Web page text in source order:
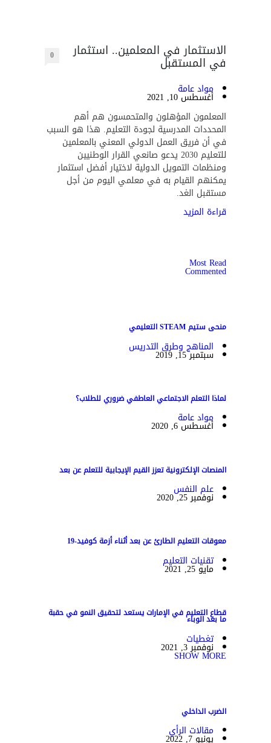
الاستثمار في المعلمين.. استثمار
في المستقبل 0
مواد عامة
أغسطس 10, 2021
المعلمون المؤهلون والمتحمسون هم أهم
المحددات المدرسية لجودة التعليم. هذا هو السبب
في أن فريق العمل الدولي المعني بالمعلمين
للتعليم 2030 يدعو صانعي القرار الوطنيين
ومنظمات التمويل الدولية لاختيار أفضل استثمار
يمكنهم القيام به في معلمي اليوم من أجل
مستقبل الغد.
قراءة المزيد
Most Read
Commented
منحى ستيم STEAM التعليمي
المناهج وطرق التدريس
سبتمبر 15, 2019
لماذا التعلم الاجتماعي العاطفي ضروري للطلاب؟
مواد عامة
أغسطس 6, 2020
المنصات الإلكترونية تعزز القيم الإيجابية للتعلم عن بعد
علم النفس
نوفمبر 25, 2020
معوقات التعليم الطارئ عن بعد أثناء أزمة كوفيد-19
تقنيات التعليم
مايو 25, 2021
قطاع التعليم في الإمارات يستعد لتحقيق النمو في حقبة
ما بعد الوباء
تغطيات
نوفمبر 3, 2021
SHOW MORE
الضرب الداخلي
مقالات الرأي
يونيو 7, 2022